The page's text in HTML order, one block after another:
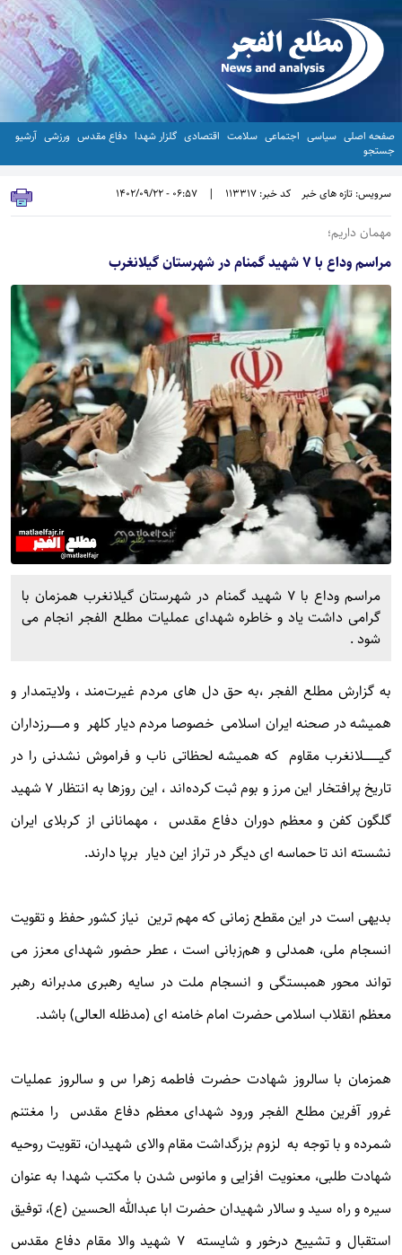
صفحه اصلی سیاسی اجتماعی سلامت اقتصادی گلزار شهدا دفاع مقدس ورزشی آرشیو
جستجو
سرویس: تازه های خبر کد خبر: 113317 |
06:57 - 1402/09/22
مهمان داریم؛
مراسم وداع با ۷ شهید گمنام در شهرستان گیلانغرب
مراسم وداع با ۷ شهید گمنام در شهرستان گیلانغرب همزمان با
گرامی داشت یاد و خاطره شهدای عملیات مطلع الفجر انجام می
شود .
به گزارش مطلع الفجر ،به حق دل های مردم غیرت‌مند ، ولایتمدار و
همیشه در صحنه ایران اسلامی خصوصا مردم دیار کلهر و مـــــــرزداران
گیـــــــــلانغرب مقاوم که همیشه لحظاتی ناب و فراموش نشدنی را در
تاریخ پرافتخار این مرز و بوم ثبت کرده‌اند ، این روزها به انتظار ۷ شهید
گلگون کفن و معظم دوران دفاع مقدس ، مهمانانی از کربلای ایران
نشسته اند تا حماسه ای دیگر در تراز این دیار برپا دارند.
بدیهی است در این مقطع زمانی که مهم ترین نیاز کشور حفظ و تقویت
انسجام ملی، همدلی و هم‌زبانی است ، عطر حضور شهدای معزز می
تواند محور همبستگی و انسجام ملت در سایه رهبری مدبرانه رهبر
معظم انقلاب اسلامی حضرت امام خامنه ای (مدظله العالی) باشد.
همزمان با سالروز شهادت حضرت فاطمه زهرا س و سالروز عملیات
غرور آفرین مطلع الفجر ورود شهدای معظم دفاع مقدس را مغتنم
شمرده و با توجه به لزوم بزرگداشت مقام والای شهیدان، تقویت روحیه
شهادت طلبی، معنویت افزایی و مانوس شدن با مکتب شهدا به عنوان
سیره و راه سید و سالار شهیدان حضرت ابا عبدالله الحسین (ع)، توفیق
استقبال و تشییع درخور و شایسته ۷ شهید والا مقام دفاع مقدس